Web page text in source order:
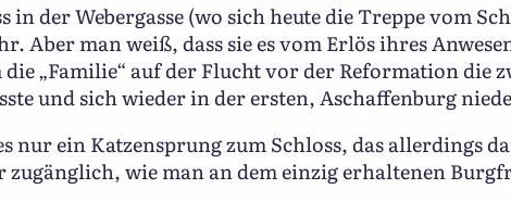
in der Webergasse (wo sich heute die Treppe vom
Aber man weiß, dass sie es vom Erlös ihres
„Familie“ auf der Flucht vor der Reformation die
und sich wieder in der ersten, Aschaffenburg
nur ein Katzensprung zum Schloss, das allerdings
zugänglich, wie man an dem einzig erhaltenen